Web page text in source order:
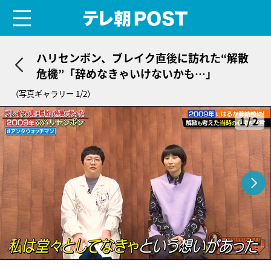
ハリセンボン、ブレイク直後に訪れた“解散
危機”「辞めなきゃいけないかも…」
（写真ギャラリー 1/2）
1/2